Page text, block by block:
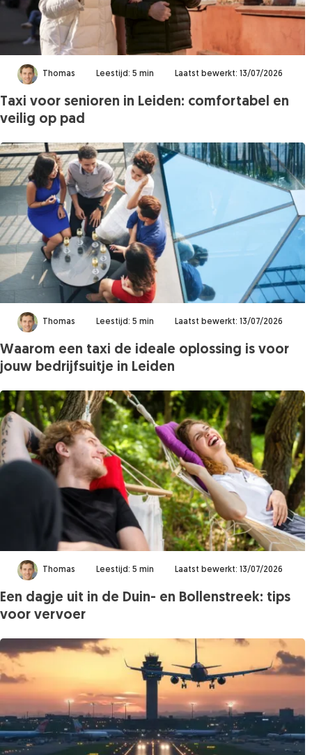
Thomas Leestijd: 5 min Laatst bewerkt: 13/07/2026
Taxi voor senioren in Leiden: comfortabel en
veilig op pad
Thomas Leestijd: 5 min Laatst bewerkt: 13/07/2026
Waarom een taxi de ideale oplossing is voor
jouw bedrijfsuitje in Leiden
Thomas Leestijd: 5 min Laatst bewerkt: 13/07/2026
Een dagje uit in de Duin- en Bollenstreek: tips
voor vervoer